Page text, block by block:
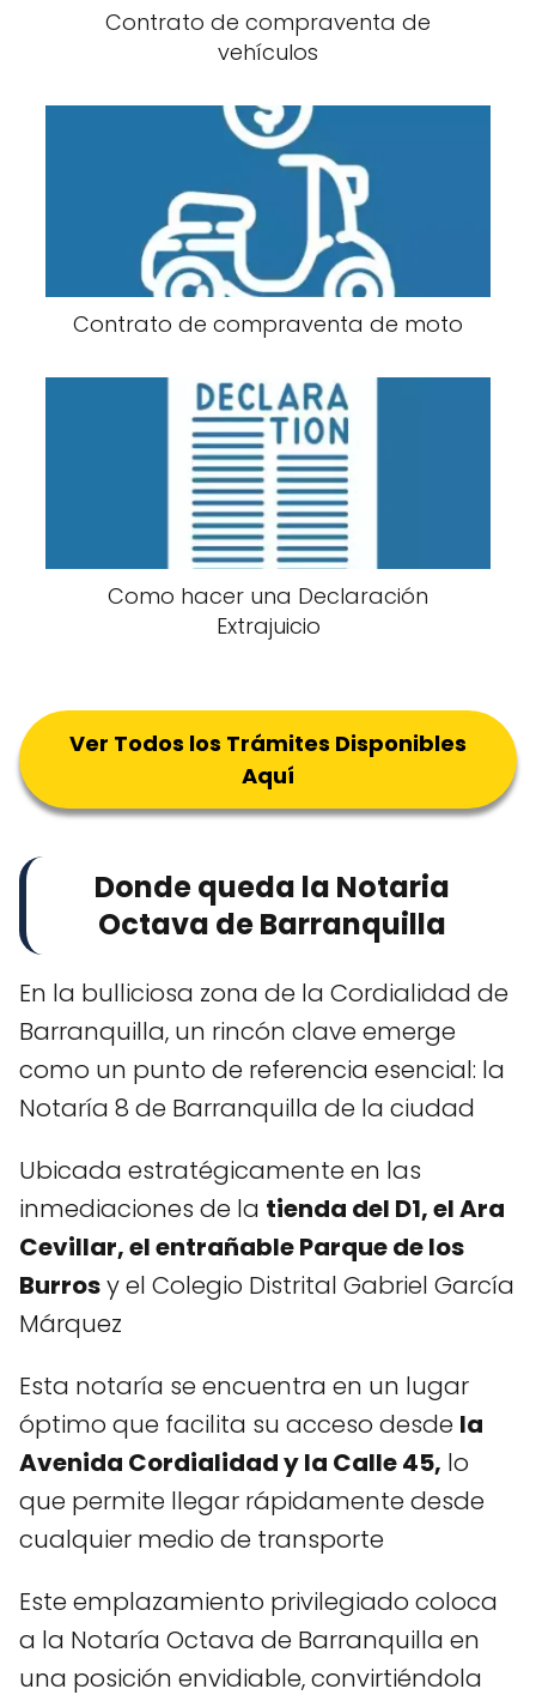
Contrato de compraventa de
vehículos
Contrato de compraventa de moto
Como hacer una Declaración
Extrajuicio
Ver Todos los Trámites Disponibles
Aquí
Donde queda la Notaria
Octava de Barranquilla
En la bulliciosa zona de la Cordialidad de
Barranquilla, un rincón clave emerge
como un punto de referencia esencial: la
Notaría 8 de Barranquilla de la ciudad
Ubicada estratégicamente en las
inmediaciones de la tienda del D1, el Ara
Cevillar, el entrañable Parque de los
Burrosy el Colegio Distrital Gabriel García
Márquez
Esta notaría se encuentra en un lugar
óptimo que facilita su acceso desde la
Avenida Cordialidad y la Calle 45, lo
que permite llegar rápidamente desde
cualquier medio de transporte
Este emplazamiento privilegiado coloca
a la Notaría Octava de Barranquilla en
una posición envidiable, convirtiéndola